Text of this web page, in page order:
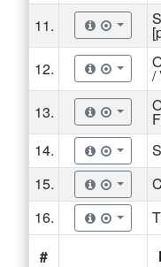
#
11.
12.
/
13.
14.
15.
16.